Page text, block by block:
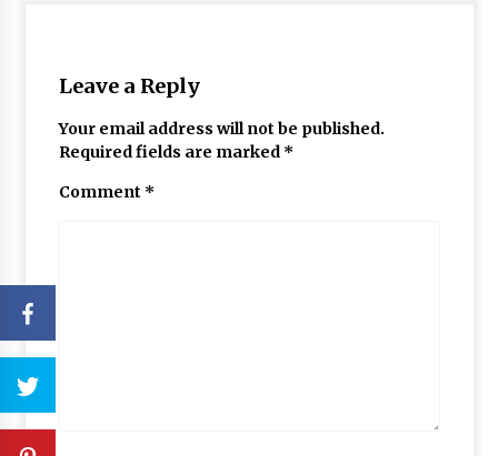
Leave a Reply
Your email address will not be published.
Required fields are marked *
Comment *